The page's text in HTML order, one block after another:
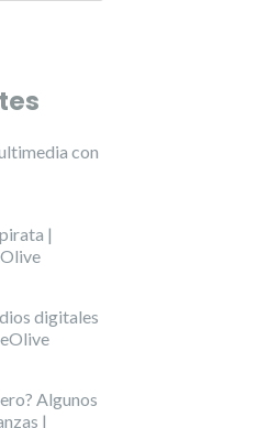
con
|
digitales
Algunos
|